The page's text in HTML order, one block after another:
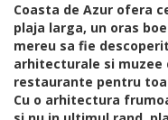
Coasta de Azur ofera
plaja larga, un oras
mereu sa fie
arhitecturale si muzee
restaurante pentru
Cu o arhitectura